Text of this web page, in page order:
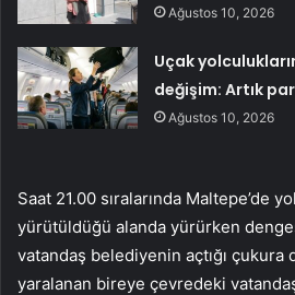
Ağustos 10, 2026
Uçak
değişim: Artık
Ağustos 10, 2026
Saat 21.00 sıralarında Maltepe’de
yürütüldüğü alanda yürürken
vatandaş belediyenin açtığı çukura
yaralanan bireye çevredeki